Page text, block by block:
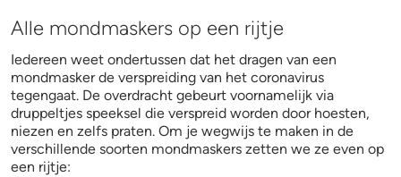
Alle mondmaskers op een rijtje
Iedereen weet ondertussen dat het dragen van een
mondmasker de verspreiding van het coronavirus
tegengaat. De overdracht gebeurt voornamelijk via
druppeltjes speeksel die verspreid worden door hoesten,
niezen en zelfs praten. Om je wegwijs te maken in de
verschillende soorten mondmaskers zetten we ze even op
een rijtje: